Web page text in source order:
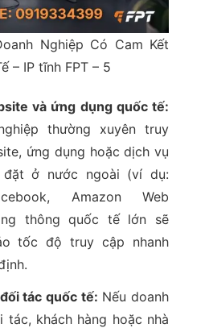
Nghiệp Có Cam Kết
– IP tĩnh FPT – 5
và ứng dụng quốc tế:
thường xuyên truy
ứng dụng hoặc dịch vụ
ở nước ngoài (ví dụ:
Amazon Web
thông quốc tế lớn sẽ
tốc độ truy cập nhanh
tác quốc tế: Nếu doanh
tác, khách hàng hoặc nhà